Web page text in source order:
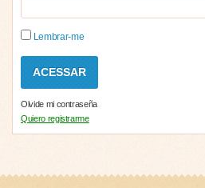
Lembrar-me
Olvide mi contraseña
Quiero registrarme